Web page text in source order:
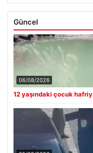
Güncel
06/08/2026
12 yaşındaki çocuk